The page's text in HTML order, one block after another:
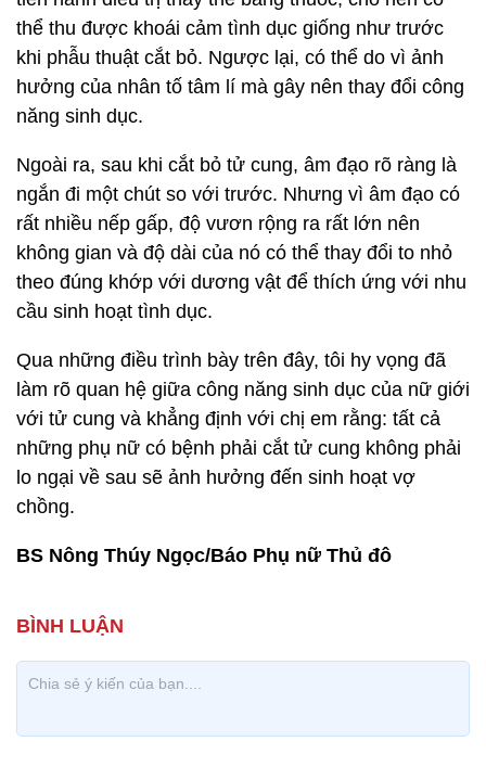
thể thu được khoái cảm tình dục giống như trước
khi phẫu thuật cắt bỏ. Ngược lại, có thể do vì ảnh
hưởng của nhân tố tâm lí mà gây nên thay đổi công
năng sinh dục.
Ngoài ra, sau khi cắt bỏ tử cung, âm đạo rõ ràng là
ngắn đi một chút so với trước. Nhưng vì âm đạo có
rất nhiều nếp gấp, độ vươn rộng ra rất lớn nên
không gian và độ dài của nó có thể thay đổi to nhỏ
theo đúng khớp với dương vật để thích ứng với nhu
cầu sinh hoạt tình dục.
Qua những điều trình bày trên đây, tôi hy vọng đã
làm rõ quan hệ giữa công năng sinh dục của nữ giới
với tử cung và khẳng định với chị em rằng: tất cả
những phụ nữ có bệnh phải cắt tử cung không phải
lo ngại về sau sẽ ảnh hưởng đến sinh hoạt vợ
chồng.
BS Nông Thúy Ngọc/Báo Phụ nữ Thủ đô